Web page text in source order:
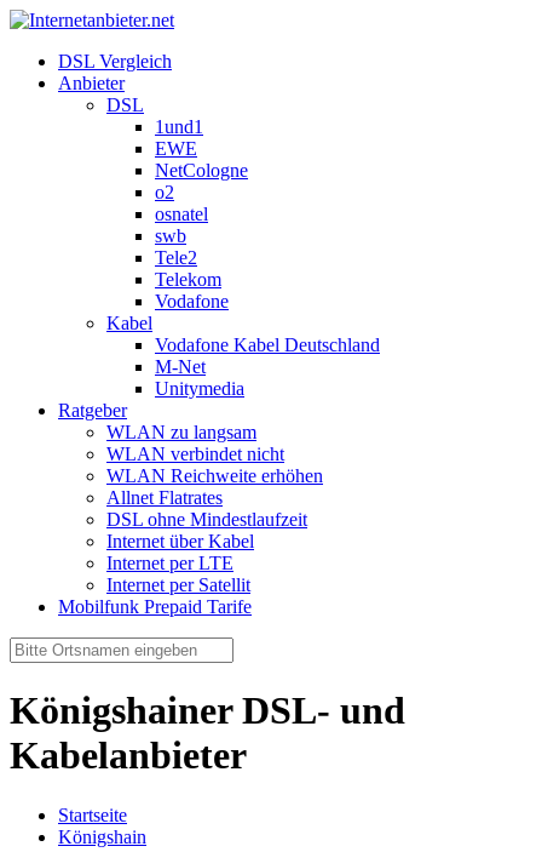
DSL Vergleich
Anbieter
DSL
1und1
EWE
NetCologne
o2
osnatel
swb
Tele2
Telekom
Vodafone
Kabel
Vodafone Kabel Deutschland
M-Net
Unitymedia
Ratgeber
WLAN zu langsam
WLAN verbindet nicht
WLAN Reichweite erhöhen
Allnet Flatrates
DSL ohne Mindestlaufzeit
Internet über Kabel
Internet per LTE
Internet per Satellit
Mobilfunk Prepaid Tarife
Königshainer DSL- und
Kabelanbieter
Startseite
Königshain